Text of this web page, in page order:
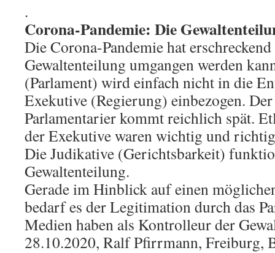
.
Corona-Pandemie: Die
Die Corona-Pandemie hat
Gewaltenteilung umgangen werden
(Parlament) wird einfach nicht in die
Exekutive (Regierung) einbezogen.
Parlamentarier kommt reichlich spät.
der Exekutive waren wichtig und
Die Judikative (Gerichtsbarkeit)
Gewaltenteilung.
Gerade im Hinblick auf einen
bedarf es der Legitimation durch das
Medien haben als Kontrolleur der
28.10.2020, Ralf Pfirrmann, Freiburg,